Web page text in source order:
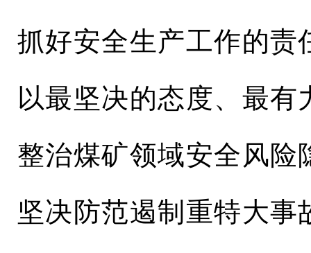
抓好安全生产工作的责
以最坚决的态度、最
整治煤矿领域安全风险
坚决防范遏制重特大